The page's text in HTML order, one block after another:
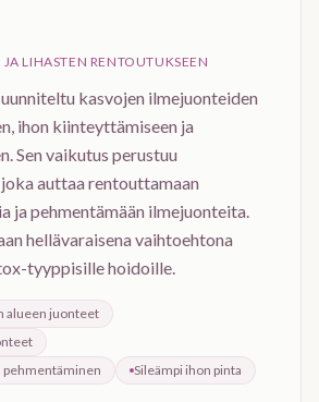
LIHASTEN RENTOUTUKSEEN
kasvojen ilmejuonteiden
ihon kiinteyttämiseen ja
Sen vaikutus perustuu
auttaa rentouttamaan
ja pehmentämään ilmejuonteita.
hellävaraisena vaihtoehtona
tyyppisille hoidoille.
alueen juonteet
pehmentäminen
Sileämpi ihon pinta